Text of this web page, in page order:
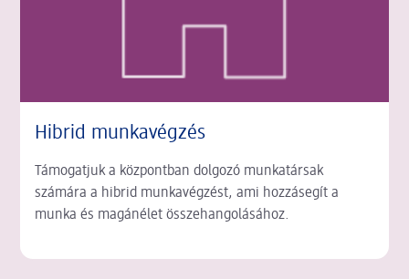
Hibrid munkavégzés
Támogatjuk a központban dolgozó munkatársak
számára a hibrid munkavégzést, ami hozzásegít a
munka és magánélet összehangolásához.